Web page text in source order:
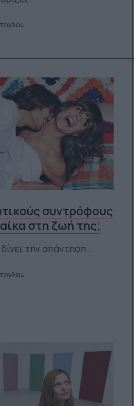
συντρόφους
στη ζωή της;
την απάντηση...